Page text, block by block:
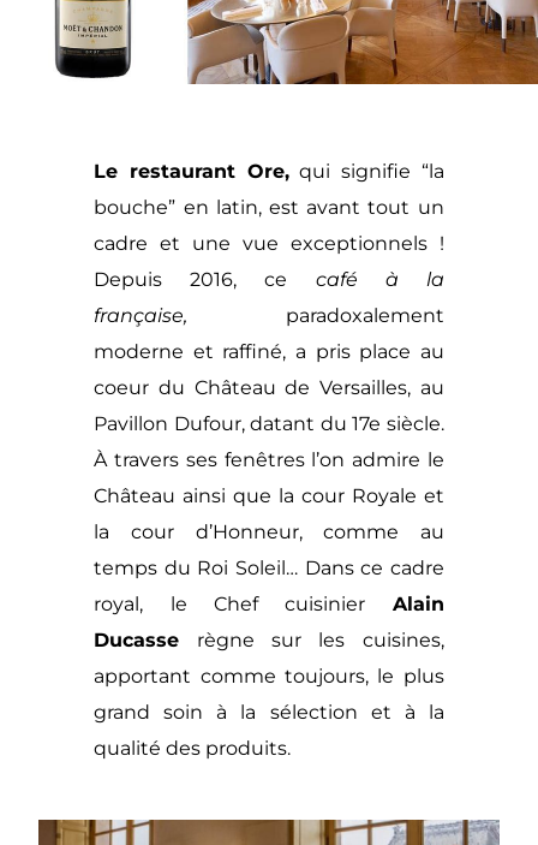
Le restaurant Ore,qui signifie “la
bouche” en latin, est avant tout un
cadre et une vue exceptionnels !
Depuis 2016, ce café à la
française, paradoxalement
moderne et raffiné, a pris place au
coeur du Château de Versailles, au
Pavillon Dufour, datant du 17e siècle.
À travers ses fenêtres l’on admire le
Château ainsi que la cour Royale et
la cour d’Honneur, comme au
temps du Roi Soleil… Dans ce cadre
royal, le Chef cuisinier Alain
Ducasse règne sur les cuisines,
apportant comme toujours, le plus
grand soin à la sélection et à la
qualité des produits.